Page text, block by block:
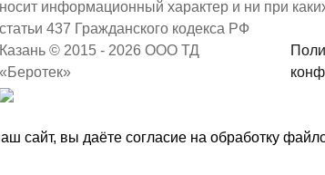
носит информационный характер и ни при
статьи 437 Гражданского кодекса РФ
Казань © 2015 - 2026 ООО ТД
«Беротек»
сайт, вы даёте согласие на обработку